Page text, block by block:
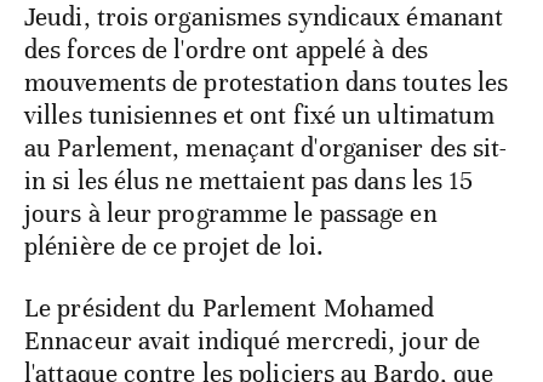
Jeudi, trois organismes syndicaux émanant
des forces de l'ordre ont appelé à des
mouvements de protestation dans toutes les
villes tunisiennes et ont fixé un ultimatum
au Parlement, menaçant d'organiser des sit-
in si les élus ne mettaient pas dans les 15
jours à leur programme le passage en
plénière de ce projet de loi.
Le président du Parlement Mohamed
Ennaceur avait indiqué mercredi, jour de
l'attaque contre les policiers au Bardo, que